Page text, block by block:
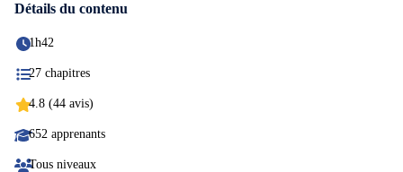
Détails du contenu
1h42
27 chapitres
4.8 (44 avis)
652 apprenants
Tous niveaux